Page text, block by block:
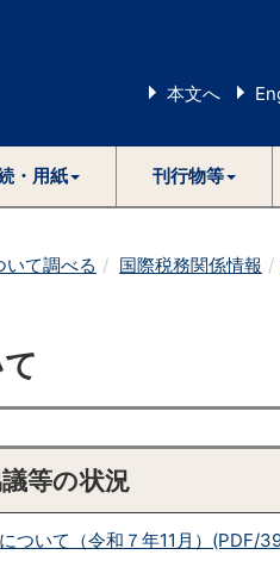
本文へ
・用紙 刊行物等
いて調べる 国際税務関係情報
等の状況
ついて（令和７年11月）(PDF/